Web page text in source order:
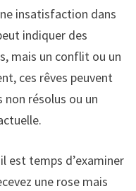
insatisfaction dans
indiquer des
mais un conflit ou un
ces rêves peuvent
résolus ou un
est temps d’examiner
une rose mais